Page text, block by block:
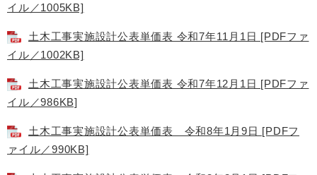
イル／1005KB]
土木工事実施設計公表単価表 令和7年11月1日 [PDFファ
イル／1002KB]
土木工事実施設計公表単価表 令和7年12月1日 [PDFファ
イル／986KB]
土木工事実施設計公表単価表 令和8年1月9日 [PDFフ
ァイル／990KB]